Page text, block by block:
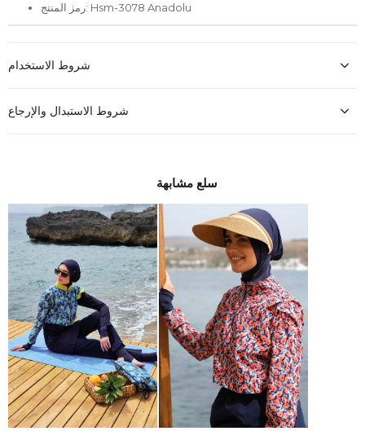
رمز المنتج: Hsm-3078 Anadolu
شروط الاستخدام
شروط الاستبدال والإرجاع
سلع مشابهة